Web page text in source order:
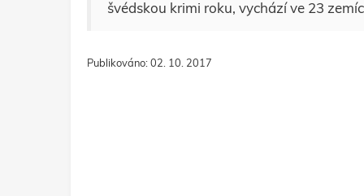
švédskou krimi roku, vychází ve 23
Publikováno: 02. 10. 2017